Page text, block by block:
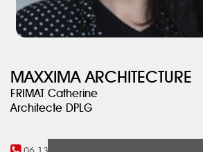
MAXXIMA ARCHITECTURE
FRIMAT Catherine
Architecte DPLG